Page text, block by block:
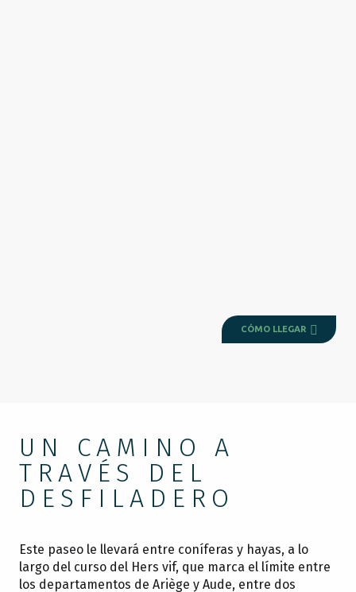
CÓMO LLEGAR
UN CAMINO A
TRAVÉS DEL
DESFILADERO
Este paseo le llevará entre coníferas y hayas, a lo
largo del curso del Hers vif, que marca el límite entre
los departamentos de Ariège y Aude, entre dos